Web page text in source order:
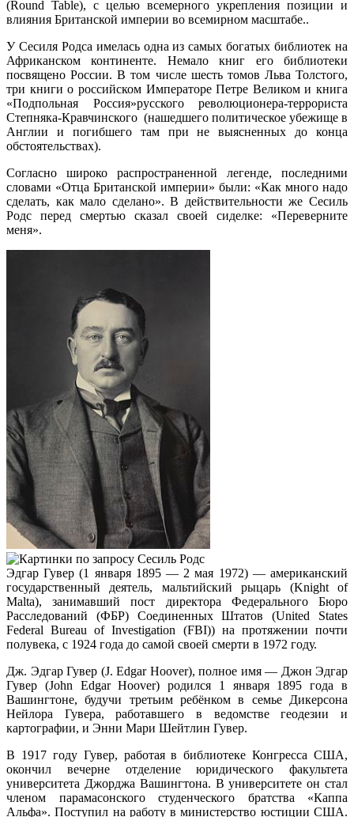
(Round Table), с целью всемерного укрепления позиции и
влияния Британской империи во всемирном масштабе..
У Сесиля Родса имелась одна из самых богатых библиотек на
Африканском континенте. Немало книг его библиотеки
посвящено России. В том числе шесть томов Льва Толстого,
три книги о российском Императоре Петре Великом и книга
«Подпольная Россия»русского революционера-террориста
Степняка-Кравчинского (нашедшего политическое убежище в
Англии и погибшего там при не выясненных до конца
обстоятельствах).
Согласно широко распространенной легенде, последними
словами «Отца Британской империи» были: «Как много надо
сделать, как мало сделано». В действительности же Сесиль
Родс перед смертью сказал своей сиделке: «Переверните
меня».
Эдгар Гувер (1 января 1895 — 2 мая 1972) — американский
государственный деятель, мальтийский рыцарь (Knight of
Malta), занимавший пост директора Федерального Бюро
Расследований (ФБР) Соединенных Штатов (United States
Federal Bureau of Investigation (FBI)) на протяжении почти
полувека, с 1924 года до самой своей смерти в 1972 году.
Дж. Эдгар Гувер (J. Edgar Hoover), полное имя — Джон Эдгар
Гувер (John Edgar Hoover) родился 1 января 1895 года в
Вашингтоне, будучи третьим ребёнком в семье Дикерсона
Нейлора Гувера, работавшего в ведомстве геодезии и
картографии, и Энни Мари Шейтлин Гувер.
В 1917 году Гувер, работая в библиотеке Конгресса США,
окончил вечерне отделение юридического факультета
университета Джорджа Вашингтона. В университете он стал
членом парамасонского студенческого братства «Каппа
Альфа». Поступил на работу в министерство юстиции США.